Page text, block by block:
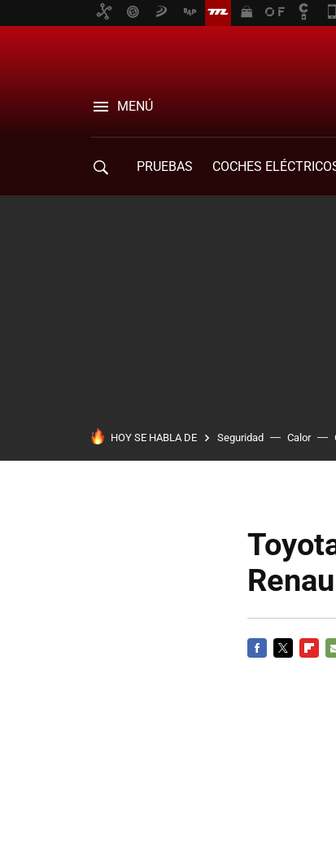
MENÚ
PRUEBAS COCHES
HOY SE HABLA DE Seguridad Calor